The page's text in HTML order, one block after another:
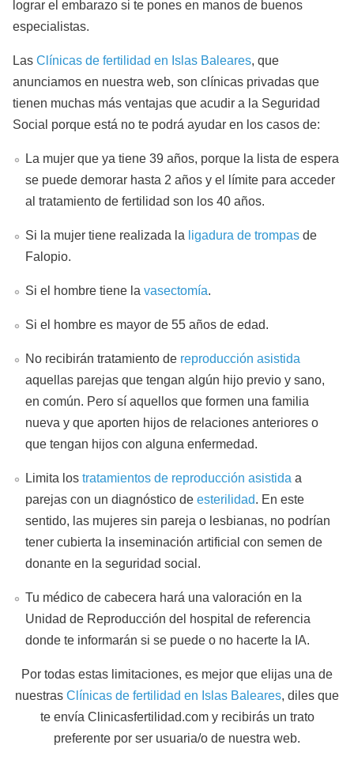
lograr el embarazo si te pones en manos de buenos
especialistas.
Las Clínicas de fertilidad en Islas Baleares, que
anunciamos en nuestra web, son clínicas privadas que
tienen muchas más ventajas que acudir a la Seguridad
Social porque está no te podrá ayudar en los casos de:
La mujer que ya tiene 39 años, porque la lista de espera
se puede demorar hasta 2 años y el límite para acceder
al tratamiento de fertilidad son los 40 años.
Si la mujer tiene realizada la ligadura de trompas de
Falopio.
Si el hombre tiene la vasectomía.
Si el hombre es mayor de 55 años de edad.
No recibirán tratamiento de reproducción asistida
aquellas parejas que tengan algún hijo previo y sano,
en común. Pero sí aquellos que formen una familia
nueva y que aporten hijos de relaciones anteriores o
que tengan hijos con alguna enfermedad.
Limita los tratamientos de reproducción asistida a
parejas con un diagnóstico de esterilidad. En este
sentido, las mujeres sin pareja o lesbianas, no podrían
tener cubierta la inseminación artificial con semen de
donante en la seguridad social.
Tu médico de cabecera hará una valoración en la
Unidad de Reproducción del hospital de referencia
donde te informarán si se puede o no hacerte la IA.
Por todas estas limitaciones, es mejor que elijas una de
nuestras Clínicas de fertilidad en Islas Baleares, diles que
te envía Clinicasfertilidad.com y recibirás un trato
preferente por ser usuaria/o de nuestra web.